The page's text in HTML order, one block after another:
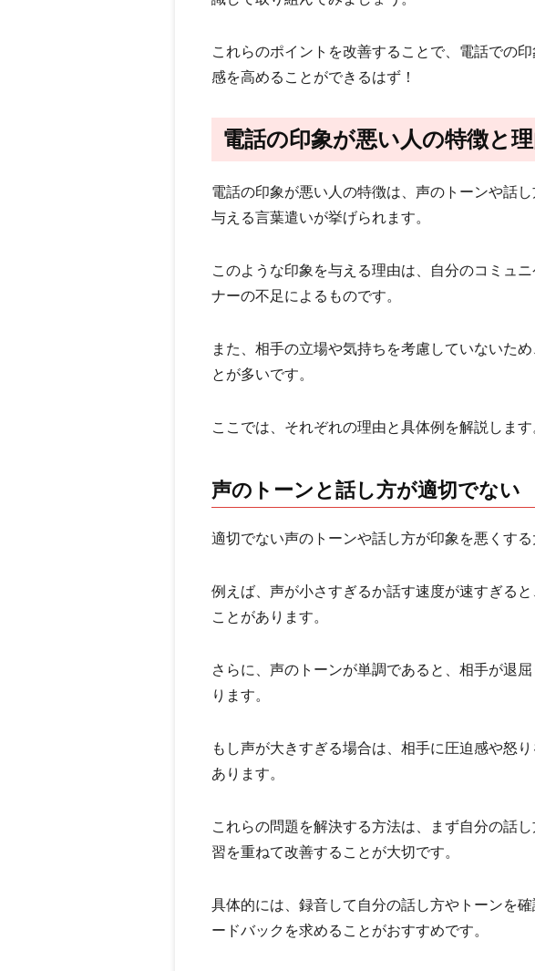
これらのポイントを改善することで、電話での
感を高めることができるはず！
電話の印象が悪い人の特徴と
電話の印象が悪い人の特徴は、声のトーンや話
与える言葉遣いが挙げられます。
このような印象を与える理由は、自分のコミュ
ナーの不足によるものです。
また、相手の立場や気持ちを考慮していないた
とが多いです。
ここでは、それぞれの理由と具体例を解説します
声のトーンと話し方が適切でない
適切でない声のトーンや話し方が印象を悪くする
例えば、声が小さすぎるか話す速度が速すぎる
ことがあります。
さらに、声のトーンが単調であると、相手が退
ります。
もし声が大きすぎる場合は、相手に圧迫感や怒
あります。
これらの問題を解決する方法は、まず自分の話
習を重ねて改善することが大切です。
具体的には、録音して自分の話し方やトーンを
ードバックを求めることがおすすめです。